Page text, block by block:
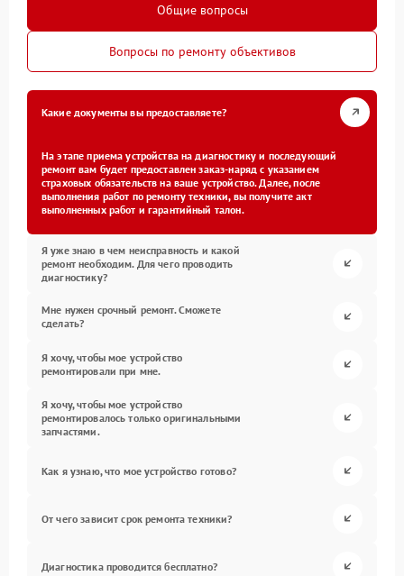
Общие вопросы
Вопросы по ремонту объективов
Какие документы вы предоставляете?
На этапе приема устройства на диагностику и последующий
ремонт вам будет предоставлен заказ-наряд с указанием
страховых обязательств на ваше устройство. Далее, после
выполнения работ по ремонту техники, вы получите акт
выполненных работ и гарантийный талон.
Я уже знаю в чем неисправность и какой
ремонт необходим. Для чего проводить
диагностику?
Мне нужен срочный ремонт. Сможете
сделать?
Я хочу, чтобы мое устройство
ремонтировали при мне.
Я хочу, чтобы мое устройство
ремонтировалось только оригинальными
запчастями.
Как я узнаю, что мое устройство готово?
От чего зависит срок ремонта техники?
Диагностика проводится бесплатно?